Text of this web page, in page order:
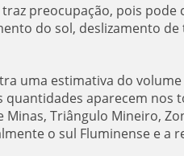
preocupação, pois
do sol, deslizamento
uma estimativa do
quantidades aparecem nos
Minas, Triângulo Mineiro,
o sul Fluminense e a